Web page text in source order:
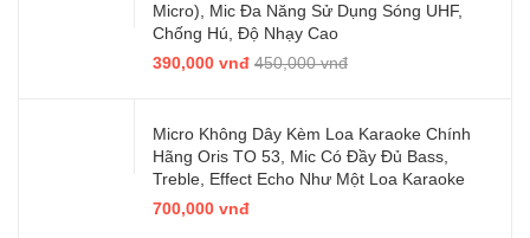
Micro), Mic Đa Năng Sử Dụng Sóng UHF,
Chống Hú, Độ Nhạy Cao
390,000 vnđ 450,000 vnđ
Micro Không Dây Kèm Loa Karaoke Chính
Hãng Oris TO 53, Mic Có Đầy Đủ Bass,
Treble, Effect Echo Như Một Loa Karaoke
700,000 vnđ